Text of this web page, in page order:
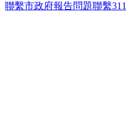
聯繫市政府報告問題聯繫311